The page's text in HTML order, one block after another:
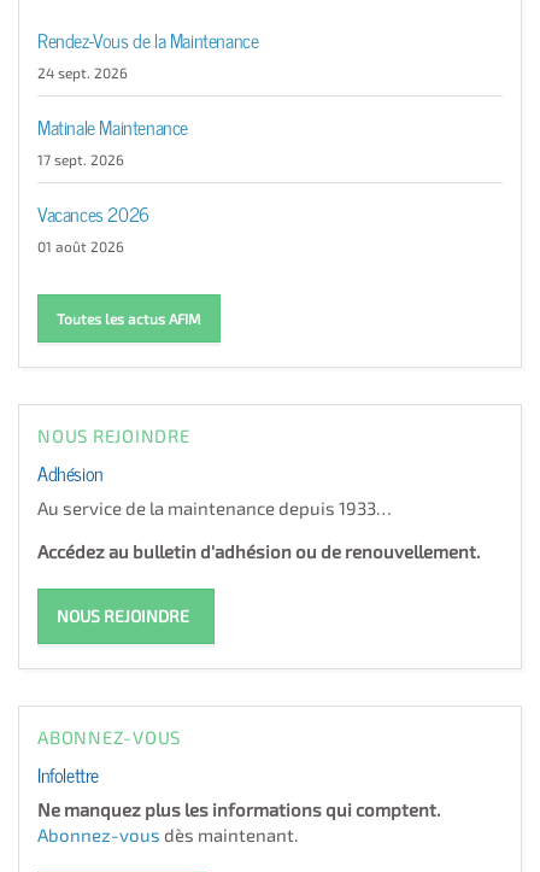
Rendez-Vous de la Maintenance
24 sept. 2026
Matinale Maintenance
17 sept. 2026
Vacances 2026
01 août 2026
Toutes les actus AFIM
NOUS REJOINDRE
Adhésion
Au service de la maintenance depuis 1933…
Accédez au bulletin d'adhésion ou de renouvellement.
NOUS REJOINDRE
ABONNEZ-VOUS
Infolettre
Ne manquez plus les informations qui comptent.
Abonnez-vous dès maintenant.